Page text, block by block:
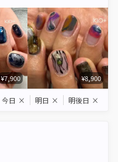
¥7,900 ¥8,900
今日 × 明日 × 明後日 ×